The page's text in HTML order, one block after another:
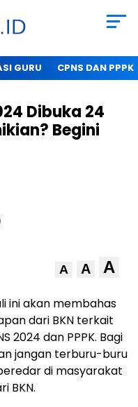
GURU CPNS DAN PPPK
Dibuka 24
Begini
A A A
ini akan membahas
dari BKN terkait
2024 dan PPPK. Bagi
jangan terburu-buru
di masyarakat
BKN.